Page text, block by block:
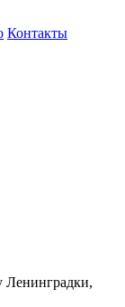
Контакты
Ленинградки,